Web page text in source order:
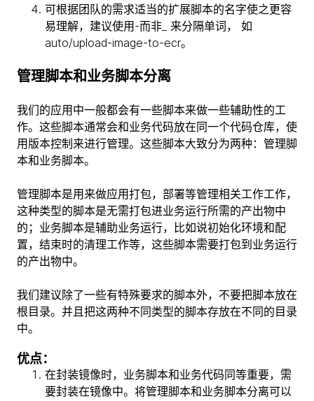
可根据团队的需求适当的扩展脚本的名字使之更容
易理解，建议使用-而非_ 来分隔单词， 如
auto/upload-image-to-ecr。
管理脚本和业务脚本分离
我们的应用中一般都会有一些脚本来做一些辅助性的工
作。这些脚本通常会和业务代码放在同一个代码仓库，使
用版本控制来进行管理。这些脚本大致分为两种：管理脚
本和业务脚本。
管理脚本是用来做应用打包，部署等管理相关工作工作，
这种类型的脚本是无需打包进业务运行所需的产出物中
的；业务脚本是辅助业务运行，比如说初始化环境和配
置，结束时的清理工作等，这些脚本需要打包到业务运行
的产出物中。
我们建议除了一些有特殊要求的脚本外，不要把脚本放在
根目录。并且把这两种不同类型的脚本存放在不同的目录
中。
优点：
在封装镜像时，业务脚本和业务代码同等重要，需
要封装在镜像中。将管理脚本和业务脚本分离可以